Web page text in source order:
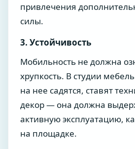
привлечения
силы.
3. Устойчивость
Мобильность не должна
хрупкость. В студии
на нее садятся, ставят
декор — она должна
активную эксплуатацию,
на площадке.